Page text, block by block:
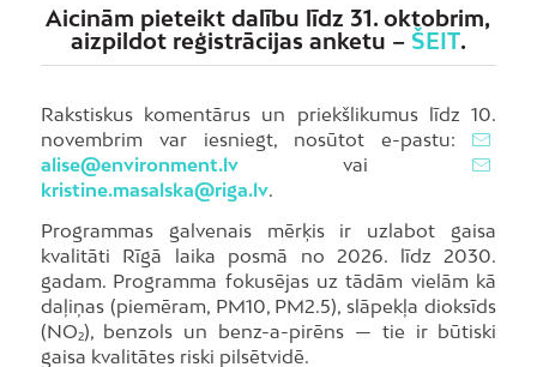
Aicinām pieteikt dalību līdz 31. oktobrim,
aizpildot reģistrācijas anketu – ŠEIT.
Rakstiskus komentārus un priekšlikumus līdz 10.
novembrim var iesniegt, nosūtot e-pastu:
alise@environment.lvvai
kristine.masalska@riga.lv.
Programmas galvenais mērķis ir uzlabot gaisa
kvalitāti Rīgā laika posmā no 2026. līdz 2030.
gadam. Programma fokusējas uz tādām vielām kā
daļiņas (piemēram, PM10, PM2.5), slāpekļa dioksīds
(NO₂), benzols un benz-a-pirēns — tie ir būtiski
gaisa kvalitātes riski pilsētvidē.